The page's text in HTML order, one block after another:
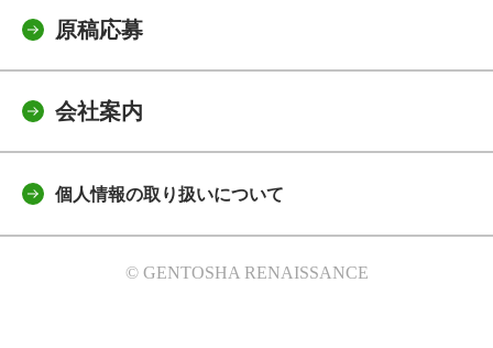
原稿応募
会社案内
個人情報の取り扱いについて
© GENTOSHA RENAISSANCE